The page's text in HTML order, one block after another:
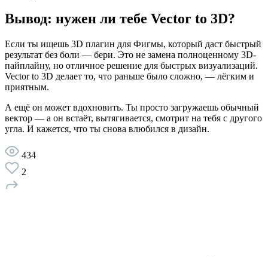
Вывод: нужен ли тебе Vector to 3D?
Если ты ищешь 3D плагин для Фигмы, который даст быстрый
результат без боли — бери. Это не замена полноценному 3D-
пайплайну, но отличное решение для быстрых визуализаций.
Vector to 3D делает то, что раньше было сложно, — лёгким и
приятным.
А ещё он может вдохновить. Ты просто загружаешь обычный
вектор — а он встаёт, вытягивается, смотрит на тебя с другого
угла. И кажется, что ты снова влюбился в дизайн.
434
2